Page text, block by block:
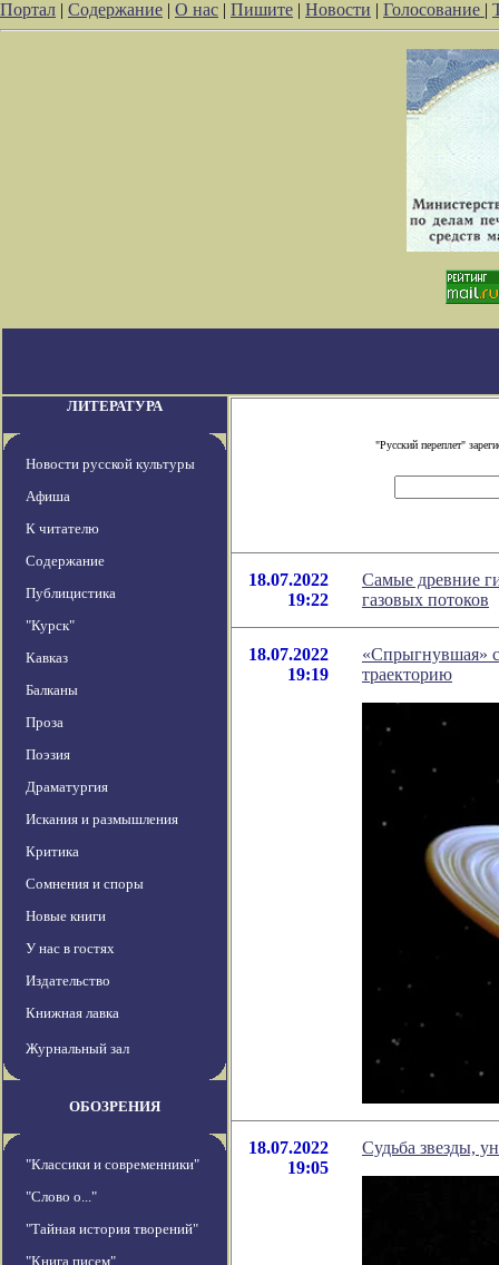
Портал | Содержание | О нас | Пишите | Новости | Голосование |
ЛИТЕРАТУРА
Новости русской культуры
Афиша
К читателю
Содержание
Публицистика
"Курск"
Кавказ
Балканы
Проза
Поэзия
Драматургия
Искания и размышления
Критика
Сомнения и споры
Новые книги
У нас в гостях
Издательство
Книжная лавка
Журнальный зал
ОБОЗРЕНИЯ
"Классики и современники"
"Слово о..."
"Тайная история творений"
"Книга писем"
"Русский переплет"
18.07.2022
19:22
Самые древние
газовых потоков
18.07.2022
19:19
«Спрыгнувшая»
траекторию
18.07.2022
19:05
Судьба звезды,